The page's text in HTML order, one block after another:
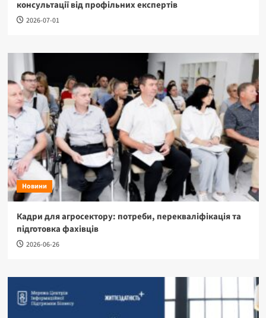
консультації від профільних експертів
2026-07-01
Новини
Кадри для агросектору: потреби, перекваліфікація та
підготовка фахівців
2026-06-26